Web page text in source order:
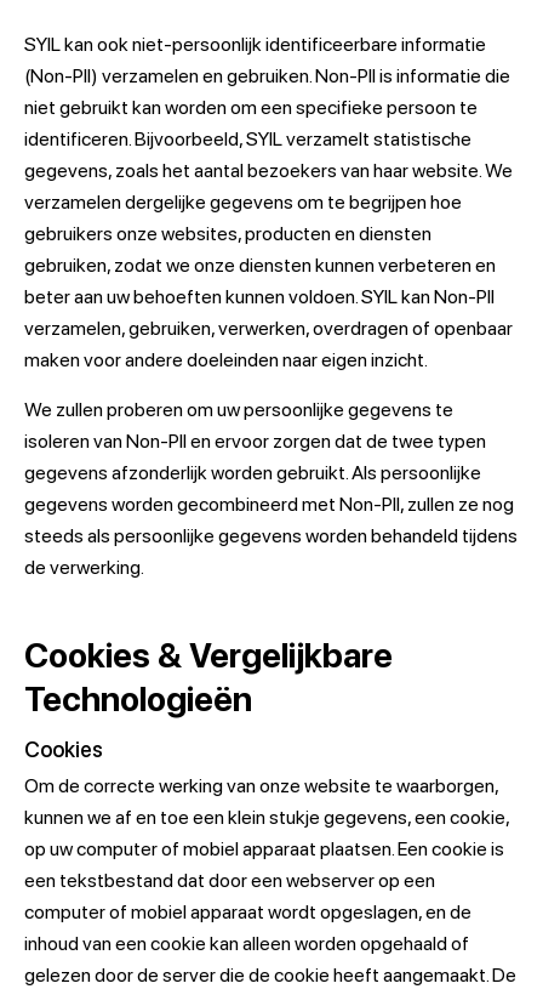
SYIL kan ook niet-persoonlijk identificeerbare informatie
(Non-PII) verzamelen en gebruiken. Non-PII is informatie die
niet gebruikt kan worden om een specifieke persoon te
identificeren. Bijvoorbeeld, SYIL verzamelt statistische
gegevens, zoals het aantal bezoekers van haar website. We
verzamelen dergelijke gegevens om te begrijpen hoe
gebruikers onze websites, producten en diensten
gebruiken, zodat we onze diensten kunnen verbeteren en
beter aan uw behoeften kunnen voldoen. SYIL kan Non-PII
verzamelen, gebruiken, verwerken, overdragen of openbaar
maken voor andere doeleinden naar eigen inzicht.
We zullen proberen om uw persoonlijke gegevens te
isoleren van Non-PII en ervoor zorgen dat de twee typen
gegevens afzonderlijk worden gebruikt. Als persoonlijke
gegevens worden gecombineerd met Non-PII, zullen ze nog
steeds als persoonlijke gegevens worden behandeld tijdens
de verwerking.
Cookies & Vergelijkbare
Technologieën
Cookies
Om de correcte werking van onze website te waarborgen,
kunnen we af en toe een klein stukje gegevens, een cookie,
op uw computer of mobiel apparaat plaatsen. Een cookie is
een tekstbestand dat door een webserver op een
computer of mobiel apparaat wordt opgeslagen, en de
inhoud van een cookie kan alleen worden opgehaald of
gelezen door de server die de cookie heeft aangemaakt. De